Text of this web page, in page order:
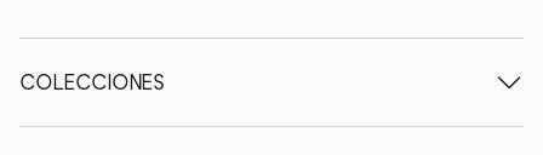
COLECCIONES
Mesas de madera